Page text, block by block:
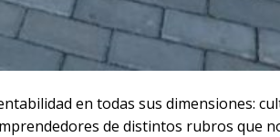
en todas sus dimensiones:
de distintos rubros que